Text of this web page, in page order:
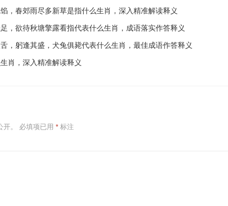
，春郊雨尽多新草是指什么生肖，深入精准解读释义
，欲待秋塘擎露看指代表什么生肖，成语落实作答释义
，躬逢其盛，犬兔俱毙代表什么生肖，最佳成语作答释义
肖，深入精准解读释义
。 必填项已用 * 标注